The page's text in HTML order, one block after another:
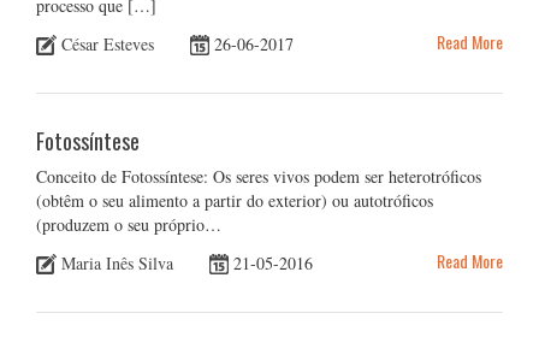
processo que […]
César Esteves
26-06-2017 Read More
Fotossíntese
Conceito de Fotossíntese: Os seres vivos podem ser heterotróficos
(obtêm o seu alimento a partir do exterior) ou autotróficos
(produzem o seu próprio…
Maria Inês Silva
21-05-2016 Read More